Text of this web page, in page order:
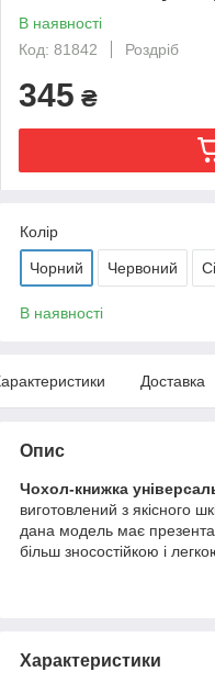
В наявності
Код: 81842
Роздріб
345 ₴
Колір
Чорний Червоний
В наявності
Доставка
Опис
Чохол-книжка
виготовлений з якісного
дана модель має
більш зносостійкою і
Характеристики